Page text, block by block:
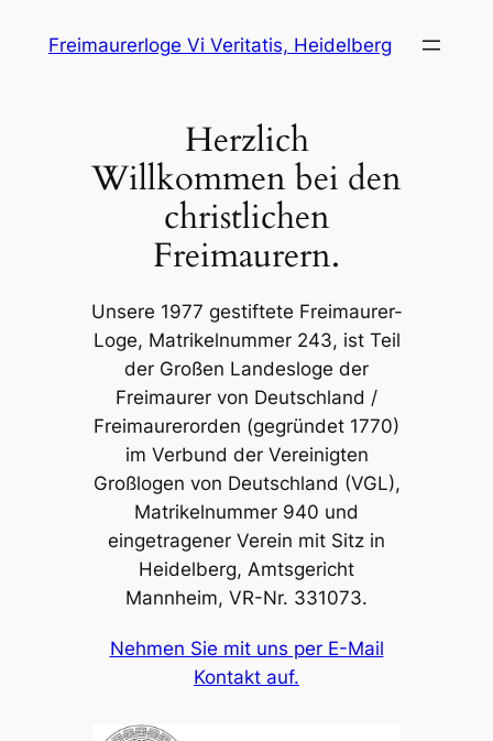
InhaltFreimaurerloge Vi Veritatis, Heidelberg
Herzlich
Willkommen bei den
christlichen
Freimaurern.
Unsere 1977 gestiftete Freimaurer-
Loge, Matrikelnummer 243, ist Teil
der Großen Landesloge der
Freimaurer von Deutschland /
Freimaurerorden (gegründet 1770)
im Verbund der Vereinigten
Großlogen von Deutschland (VGL),
Matrikelnummer 940 und
eingetragener Verein mit Sitz in
Heidelberg, Amtsgericht
Mannheim, VR-Nr. 331073.
Nehmen Sie mit uns per E-Mail
Kontakt auf.